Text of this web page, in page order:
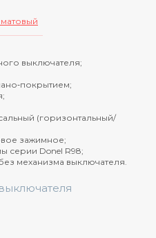
выключателя;
(горизонтальный/
зажимное;
серии Donel R98;
механизма выключателя.